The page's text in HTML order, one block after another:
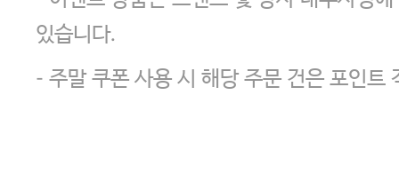
있습니다.
- 주말 쿠폰 사용 시 해당 주문 건은 포인트